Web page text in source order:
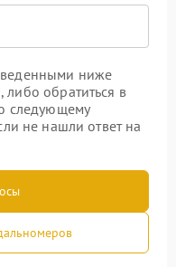
ниже
обратиться в
следующему
не нашли ответ на